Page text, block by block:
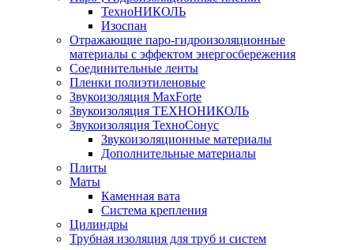
ТехноНИКОЛЬ
Изоспан
Отражающие паро-гидроизоляционные
материалы с эффектом энергосбережения
Соединительные ленты
Пленки полиэтиленовые
Звукоизоляция MaxForte
Звукоизоляция ТЕХНОНИКОЛЬ
Звукоизоляция ТехноСонус
Звукоизоляционные материалы
Дополнительные материалы
Плиты
Маты
Каменная вата
Система крепления
Цилиндры
Трубная изоляция для труб и систем